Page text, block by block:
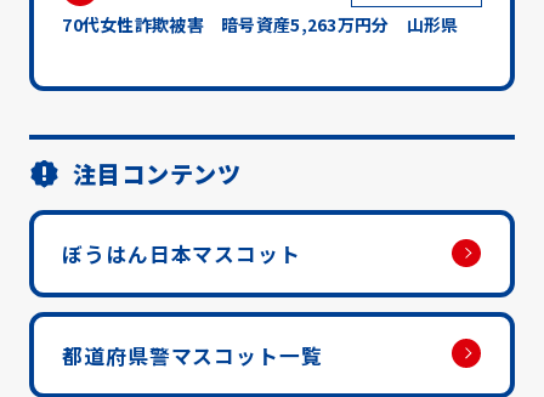
70代女性詐欺被害 暗号資産5,263万円分 山形県
注目コンテンツ
ぼうはん日本マスコット
都道府県警マスコット一覧